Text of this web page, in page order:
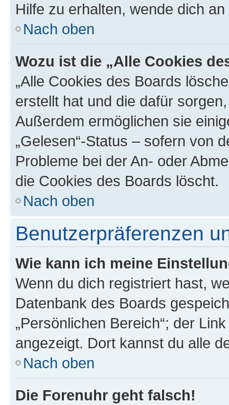
Hilfe zu erhalten, wende dich
Nach oben
Wozu ist die „Alle Cookies
„Alle Cookies des Boards
erstellt hat und die dafür
Außerdem ermöglichen sie
„Gelesen“-Status – sofern von
Probleme bei der An- oder
die Cookies des Boards löscht.
Nach oben
Benutzerpräferenzen
Wie kann ich meine
Wenn du dich registriert hast,
Datenbank des Boards
„Persönlichen Bereich“; der
angezeigt. Dort kannst du alle
Nach oben
Die Forenuhr geht falsch!